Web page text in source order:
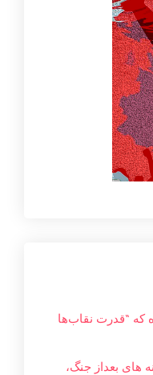
که “قدرت نقاب‌ها
های بعداز جنگ،